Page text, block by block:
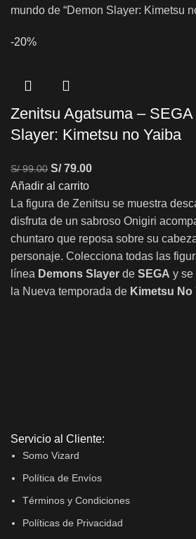
mundo de “Demon Slayer: Kimetsu
-20%
Zenitsu Agatsuma –
Slayer: Kimetsu no Yaiba
S/99.00 S/79.00
Añadir al carrito
La figura de Zenitsu se muestra
disfruta de un sabroso Onigiri
chuntaro que reposa sobre su
personaje. Colecciona todas las
línea Demons Slayer de SEGA y se
la Nueva temporada de Kimetsu No
Servicio al Cliente:
Somo Vizard
Política de Envíos
Términos y Condiciones
Políticas de Privacidad